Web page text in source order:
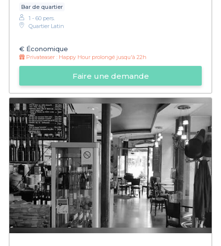
Bar de quartier
1 - 60 pers.
Quartier Latin
€ Économique
Privateaser : Happy Hour prolongé jusqu'à 22h
Faire une demande